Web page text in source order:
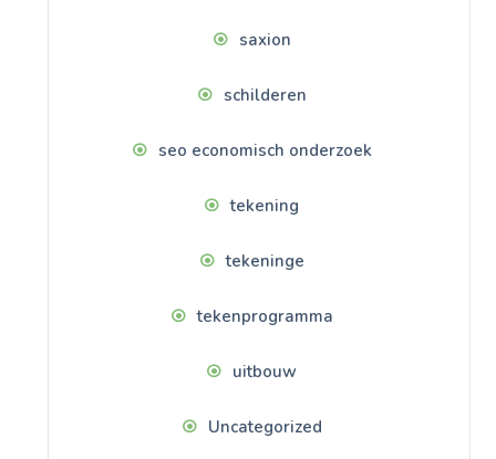
saxion
schilderen
seo economisch onderzoek
tekening
tekeninge
tekenprogramma
uitbouw
Uncategorized